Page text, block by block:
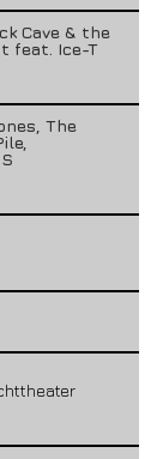
Cave & the
feat. Ice-T
The